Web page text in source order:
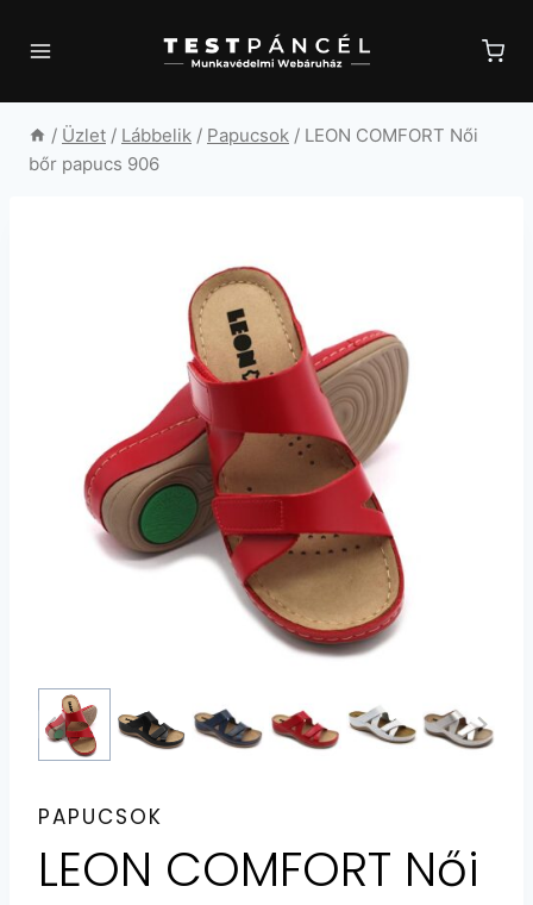
/ Üzlet / Lábbelik / Papucsok / LEON COMFORT Női
bőr papucs 906
PAPUCSOK
LEON COMFORT Női